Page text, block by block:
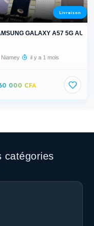
Livraison
GALAXY A57 5G
Niamey il y a 1 mois
000 CFA
catégories